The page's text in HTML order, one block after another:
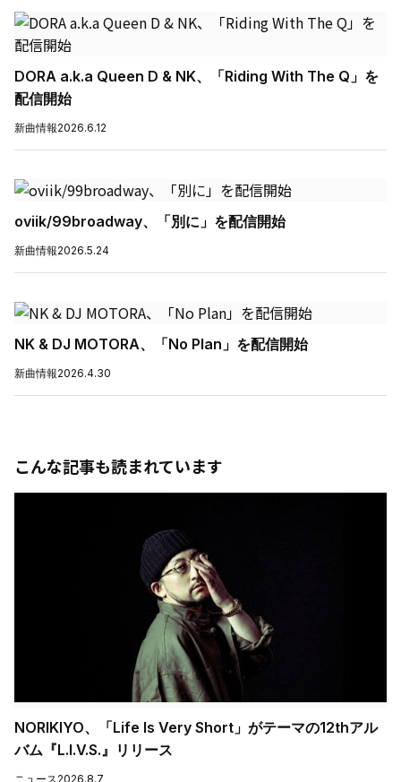
DORA a.k.a Queen D & NK、「Riding With The Q」を
配信開始
新曲情報2026.6.12
oviik/99broadway、「別に」を配信開始
新曲情報2026.5.24
NK & DJ MOTORA、「No Plan」を配信開始
新曲情報2026.4.30
こんな記事も読まれています
NORIKIYO、「Life Is Very Short」がテーマの12thアル
バム『L.I.V.S.』リリース
ニュース 2026.8.7